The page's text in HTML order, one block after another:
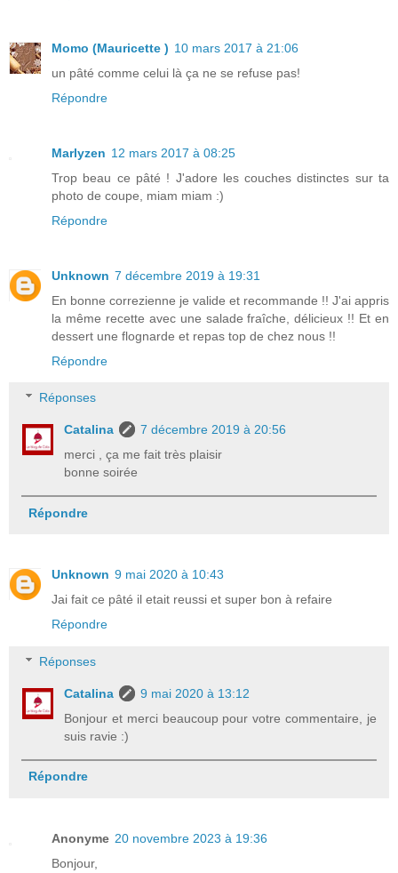
Momo (Mauricette ) 10 mars 2017 à 21:06
un pâté comme celui là ça ne se refuse pas!
Répondre
Marlyzen 12 mars 2017 à 08:25
Trop beau ce pâté ! J'adore les couches distinctes sur ta
photo de coupe, miam miam :)
Répondre
Unknown 7 décembre 2019 à 19:31
En bonne correzienne je valide et recommande !! J'ai appris
la même recette avec une salade fraîche, délicieux !! Et en
dessert une flognarde et repas top de chez nous !!
Répondre
Réponses
Catalina
7 décembre 2019 à 20:56
merci , ça me fait très plaisir
bonne soirée
Répondre
Unknown 9 mai 2020 à 10:43
Jai fait ce pâté il etait reussi et super bon à refaire
Répondre
Réponses
Catalina
9 mai 2020 à 13:12
Bonjour et merci beaucoup pour votre commentaire, je
suis ravie :)
Répondre
Anonyme 20 novembre 2023 à 19:36
Bonjour,